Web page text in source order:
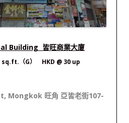
Building 皆旺商業大廈
sq.ft.（G） HKD @ 30 up
Mongkok 旺角 亞皆老街107-